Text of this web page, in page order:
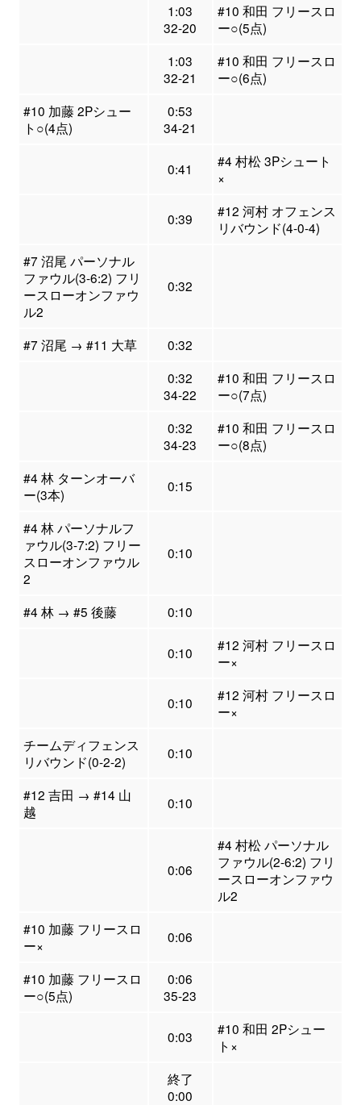
1:03
32-20
#10 和田 フリースロ
ー○(5点)
1:03
32-21
#10 和田 フリースロ
ー○(6点)
#10 加藤 2Pシュー
ト○(4点)
0:53
34-21
0:41
#4 村松 3Pシュート
×
0:39
#12 河村 オフェンス
リバウンド(4-0-4)
#7 沼尾 パーソナル
ファウル(3-6:2) フリ
ースローオンファウ
ル2
0:32
#7 沼尾 → #11 大草
0:32
0:32
34-22
#10 和田 フリースロ
ー○(7点)
0:32
34-23
#10 和田 フリースロ
ー○(8点)
#4 林 ターンオーバ
ー(3本)
0:15
#4 林 パーソナルフ
ァウル(3-7:2) フリー
スローオンファウル
2
0:10
#4 林 → #5 後藤 0:10
0:10
#12 河村 フリースロ
ー×
0:10
#12 河村 フリースロ
ー×
チームディフェンス
リバウンド(0-2-2)
0:10
#12 吉田 → #14 山
越
0:10
0:06
#4 村松 パーソナル
ファウル(2-6:2) フリ
ースローオンファウ
ル2
#10 加藤 フリースロ
ー×
0:06
#10 加藤 フリースロ
ー○(5点)
0:06
35-23
0:03
#10 和田 2Pシュー
ト×
終了
0:00